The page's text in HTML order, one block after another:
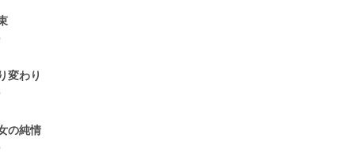
変わり
の純情